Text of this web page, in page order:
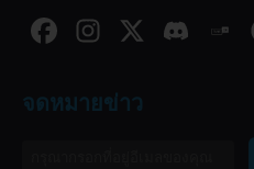
จดหมายข่าว